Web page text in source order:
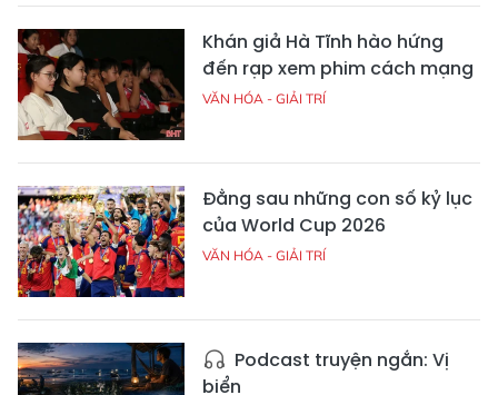
Khán giả Hà Tĩnh hào hứng
đến rạp xem phim cách mạng
VĂN HÓA - GIẢI TRÍ
Đằng sau những con số kỷ lục
của World Cup 2026
VĂN HÓA - GIẢI TRÍ
Podcast truyện ngắn: Vị
biển